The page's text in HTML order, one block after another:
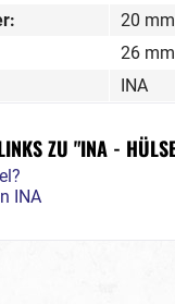
20 mm
26 mm
INA
ZU "INA -
INA